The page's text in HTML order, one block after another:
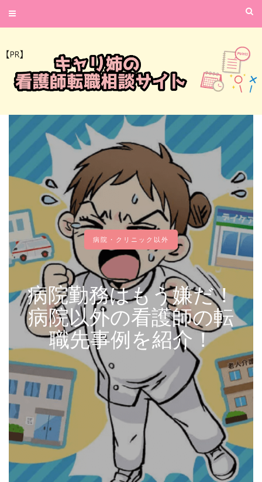
病院・クリニック以外
病院勤務はもう嫌だ！
病院以外の看護師の転
職先事例を紹介！